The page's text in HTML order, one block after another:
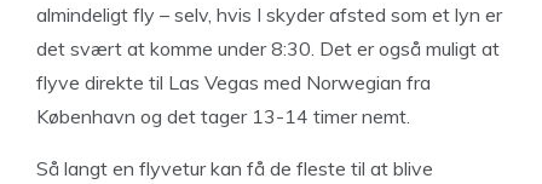
almindeligt fly – selv, hvis I skyder afsted som et lyn er
det svært at komme under 8:30. Det er også muligt at
flyve direkte til Las Vegas med Norwegian fra
København og det tager 13-14 timer nemt.
Så langt en flyvetur kan få de fleste til at blive